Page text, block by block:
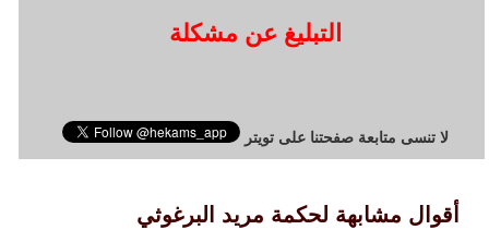
التبليغ عن مشكلة
لا تنسى متابعة صفحتنا على تويتر
أقوال مشابهة لحكمة مريد البرغوثي